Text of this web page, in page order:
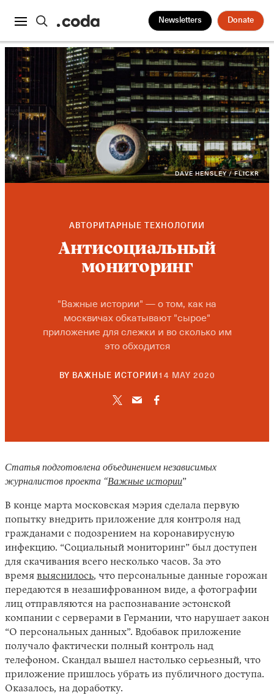
Newsletters Donate
Instagram
X Facebook
YouTube
DAVE HENSLEY / FLICKR
АВТОРИТАРНЫЕ ТЕХНОЛОГИИ
Антисоциальный
мониторинг
"Важные истории" — о том, как на
москвичах обкатывают "сырое"
приложение для слежки и во сколько им
это обходится
BY ВАЖНЫЕ ИСТОРИИ 14 MAY 2020
Статья подготовлена объединением независимых
журналистов проекта “Важные истории”
В конце марта московская мэрия сделала первую
попытку внедрить приложение для контроля над
гражданами с подозрением на коронавирусную
инфекцию. “Социальный мониторинг” был доступен
для скачивания всего несколько часов. За это
время выяснилось, что персональные данные горожан
передаются в незашифрованном виде, а фотографии
лиц отправляются на распознавание эстонской
компании с серверами в Германии, что нарушает закон
“О персональных данных”. Вдобавок приложение
получало фактически полный контроль над
телефоном. Скандал вышел настолько серьезный, что
приложение пришлось убрать из публичного доступа.
Оказалось, на доработку.